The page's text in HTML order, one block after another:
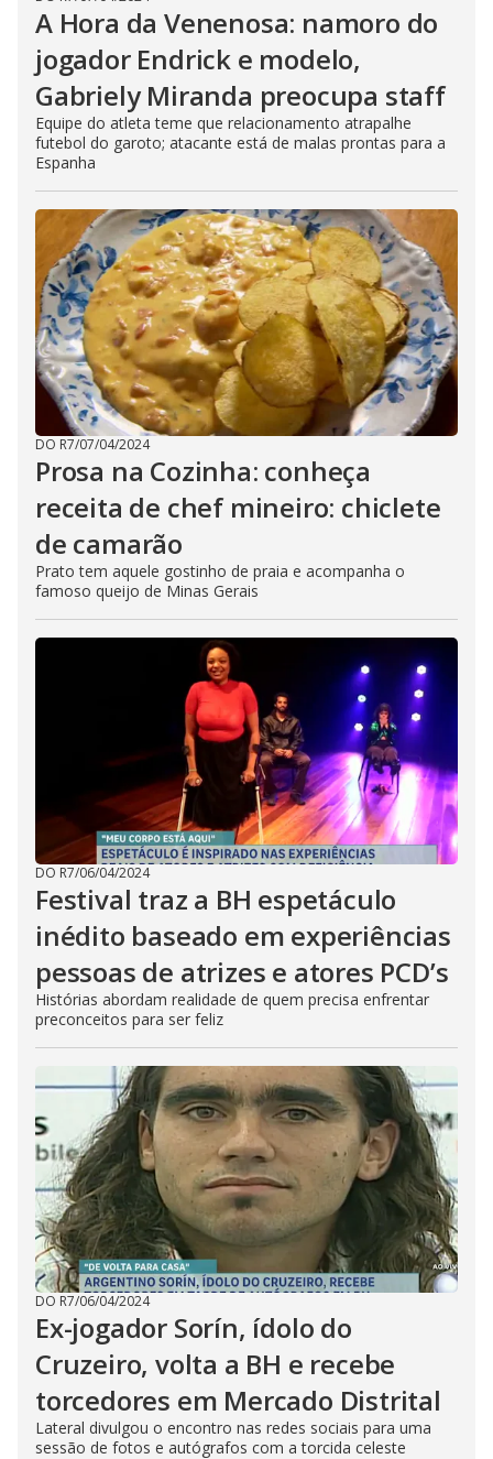
A Hora da Venenosa: namoro do
jogador Endrick e modelo,
Gabriely Miranda preocupa staff
Equipe do atleta teme que relacionamento atrapalhe
futebol do garoto; atacante está de malas prontas para a
Espanha
DO R7/07/04/2024
Prosa na Cozinha: conheça
receita de chef mineiro: chiclete
de camarão
Prato tem aquele gostinho de praia e acompanha o
famoso queijo de Minas Gerais
DO R7/06/04/2024
Festival traz a BH espetáculo
inédito baseado em experiências
pessoas de atrizes e atores PCD’s
Histórias abordam realidade de quem precisa enfrentar
preconceitos para ser feliz
DO R7/06/04/2024
Ex-jogador Sorín, ídolo do
Cruzeiro, volta a BH e recebe
torcedores em Mercado Distrital
Lateral divulgou o encontro nas redes sociais para uma
sessão de fotos e autógrafos com a torcida celeste